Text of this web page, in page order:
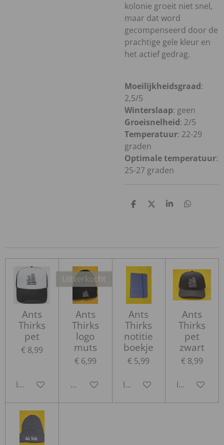
kolonie groeit niet snel,
maar dat word
gecompenseerd door de
prachtige gele kleur en
het actief gedrag.
Moeilijkheidsgraad:
2,5/5
Winterslaap: geen
Groeisnelheid: 2/5
Temperatuur: 22-29
graden
Optimale temperatuur:
25-27 graden
D
D
S
D
Ants
Thirks
pet
€ 8,99
In winkelwagen
Uitverkocht
Ants
Thirks
logo
muts
€ 6,99
Houd mij op de hoogte
Ants
Thirks
notitie
boekje
€ 5,99
In winkelwagen
Ants
Thirks
pet
zwart
€ 8,99
In